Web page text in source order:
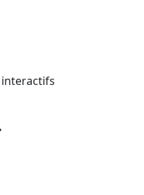
interactifs